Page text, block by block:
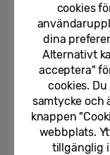
cookies
dina
Alternativt
acceptera"
cookies.
samtycke och
knappen
webbplats.
tillgänglig